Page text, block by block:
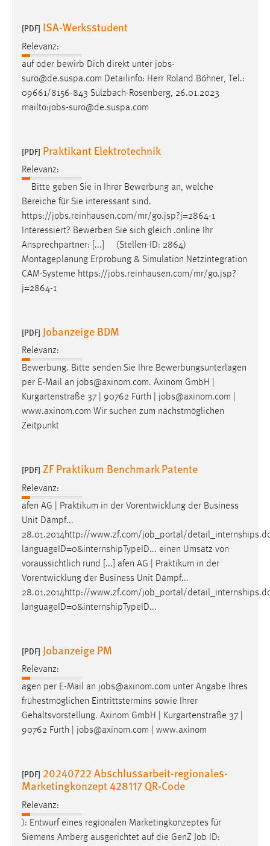
[PDF] ISA-Werksstudent
Relevanz:
auf oder bewirb Dich direkt unter jobs-
suro@de.suspa.com Detailinfo: Herr Roland Böhner, Tel.:
09661/8156-843 Sulzbach-Rosenberg, 26.01.2023
mailto:jobs-suro@de.suspa.com
[PDF] Praktikant Elektrotechnik
Relevanz:
Bitte geben Sie in Ihrer Bewerbung an, welche
Bereiche für Sie interessant sind.
https://jobs.reinhausen.com/mr/go.jsp?j=2864-1
Interessiert? Bewerben Sie sich gleich .online Ihr
Ansprechpartner: [...] (Stellen-ID: 2864)
Montageplanung Erprobung & Simulation Netzintegration
CAM-Systeme https://jobs.reinhausen.com/mr/go.jsp?
j=2864-1
[PDF] Jobanzeige BDM
Relevanz:
Bewerbung. Bitte senden Sie Ihre Bewerbungsunterlagen
per E-Mail an jobs@axinom.com. Axinom GmbH |
Kurgartenstraße 37 | 90762 Fürth | jobs@axinom.com |
www.axinom.com Wir suchen zum nächstmöglichen
Zeitpunkt
[PDF] ZF Praktikum Benchmark Patente
Relevanz:
afen AG | Praktikum in der Vorentwicklung der Business
Unit Dämpf...
28.01.2014http://www.zf.com/job _portal/
languageID=0&internshipTypeID... einen Umsatz von
voraussichtlich rund [...] afen AG | Praktikum in der
Vorentwicklung der Business Unit Dämpf...
28.01.2014http://www.zf.com/job _portal/
languageID=0&internshipTypeID...
[PDF] Jobanzeige PM
Relevanz:
agen per E-Mail an jobs@axinom.com unter Angabe Ihres
frühestmöglichen Eintrittstermins sowie Ihrer
Gehaltsvorstellung. Axinom GmbH | Kurgartenstraße 37 |
90762 Fürth | jobs@axinom.com | www.axinom
[PDF] 20240722 Abschlussarbeit-regionales-
Marketingkonzept 428117 QR-Code
Relevanz:
): Entwurf eines regionalen Marketingkonzeptes für
Siemens Amberg ausgerichtet auf die GenZ Job ID: